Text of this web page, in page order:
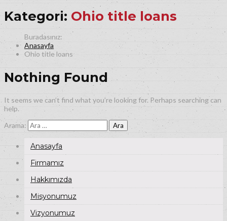
Kategori: Ohio title loans
Anasayfa
Ohio title loans
Nothing Found
It seems we can’t find what you’re looking for. Perhaps searching can
help.
Arama:
Anasayfa
Firmamız
Hakkımızda
Misyonumuz
Vizyonumuz